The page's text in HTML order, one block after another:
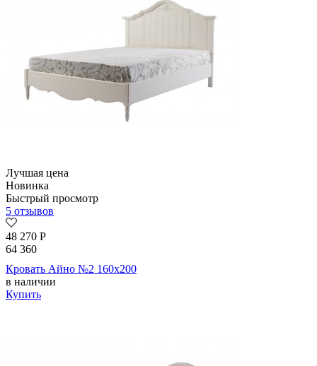
Лучшая цена
Новинка
Быстрый просмотр
5 отзывов
48 270 Р
64 360
Кровать Айно №2 160х200
в наличии
Купить